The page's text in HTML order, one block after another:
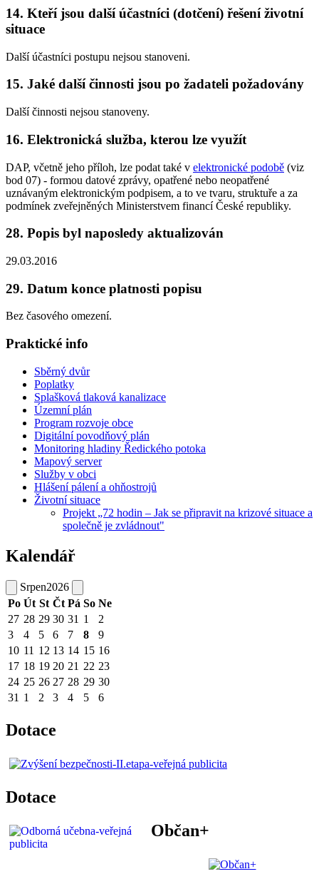
14. Kteří jsou další účastníci (dotčení) řešení životní
situace
Další účastníci postupu nejsou stanoveni.
15. Jaké další činnosti jsou po žadateli požadovány
Další činnosti nejsou stanoveny.
16. Elektronická služba, kterou lze využít
DAP, včetně jeho příloh, lze podat také v elektronické podobě (viz
bod 07) - formou datové zprávy, opatřené nebo neopatřené
uznávaným elektronickým podpisem, a to ve tvaru, struktuře a za
podmínek zveřejněných Ministerstvem financí České republiky.
28. Popis byl naposledy aktualizován
29.03.2016
29. Datum konce platnosti popisu
Bez časového omezení.
Praktické info
Sběrný dvůr
Poplatky
Splašková tlaková kanalizace
Územní plán
Program rozvoje obce
Digitální povodňový plán
Monitoring hladiny Ředického potoka
Mapový server
Služby v obci
Hlášení pálení a ohňostrojů
Životní situace
Projekt „72 hodin – Jak se připravit na krizové situace a
společně je zvládnout"
Kalendář
Srpen2026
Po Út St Čt Pá So Ne
27 28 29 30 31 1
2
3
4 5 6 7 8
9
10 11 12 13 14 15 16
17 18 19 20 21 22 23
24 25 26 27 28 29 30
31 1 2 3 4 5 6
Dotace
Dotace
Občan+